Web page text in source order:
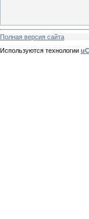
Полная версия сайта
Используются технологии